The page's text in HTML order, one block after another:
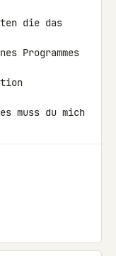
die das
Programmes
muss du mich